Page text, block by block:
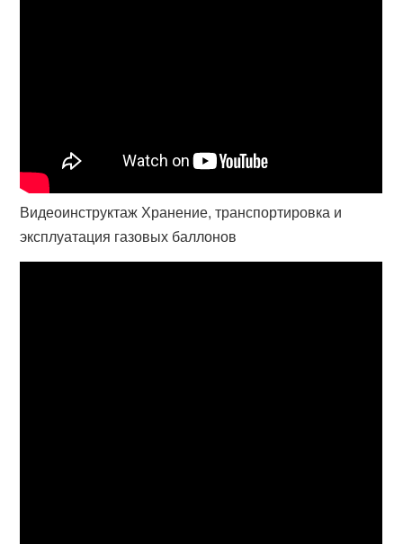
Видеоинструктаж Хранение, транспортировка и
эксплуатация газовых баллонов